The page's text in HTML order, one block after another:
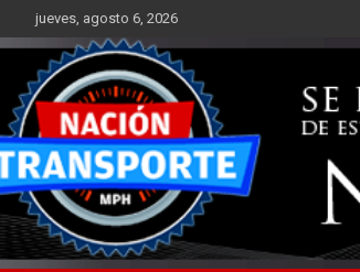
Saltar
al
contenido
jueves, agosto 6, 2026